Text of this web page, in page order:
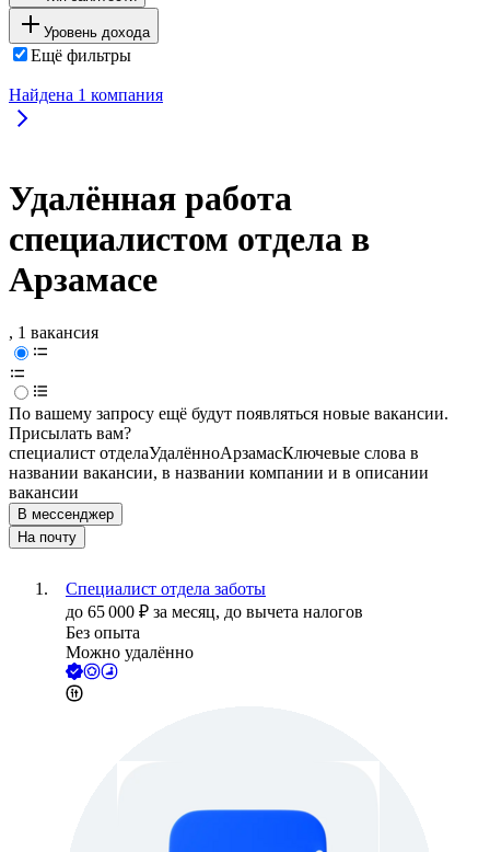
Уровень дохода
Ещё фильтры
Найдена 1 компания
Удалённая работа
специалистом отдела в
Арзамасе
, 1 вакансия
По вашему запросу ещё будут появляться новые вакансии.
Присылать вам?
специалист отделаУдалённоАрзамасКлючевые слова в
названии вакансии, в названии компании и в описании
вакансии
В мессенджер
На почту
Специалист отдела заботы
до 65 000 ₽ за месяц, до вычета налогов
Без опыта
Можно удалённо